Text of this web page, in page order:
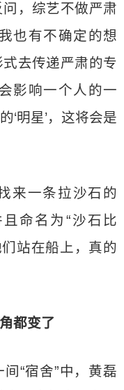
，综艺不做严肃
也有不确定的想
去传递严肃的专
影响一个人的一
‘明星’，这将会是
来一条拉沙石的
命名为“沙石比
站在船上，真的
都变了
“宿舍”中，黄磊